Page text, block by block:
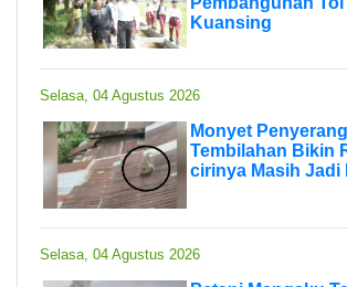
Kuansing
Selasa, 04 Agustus 2026
Monyet
Tembilahan Bikin
cirinya Masih Jadi
Selasa, 04 Agustus 2026